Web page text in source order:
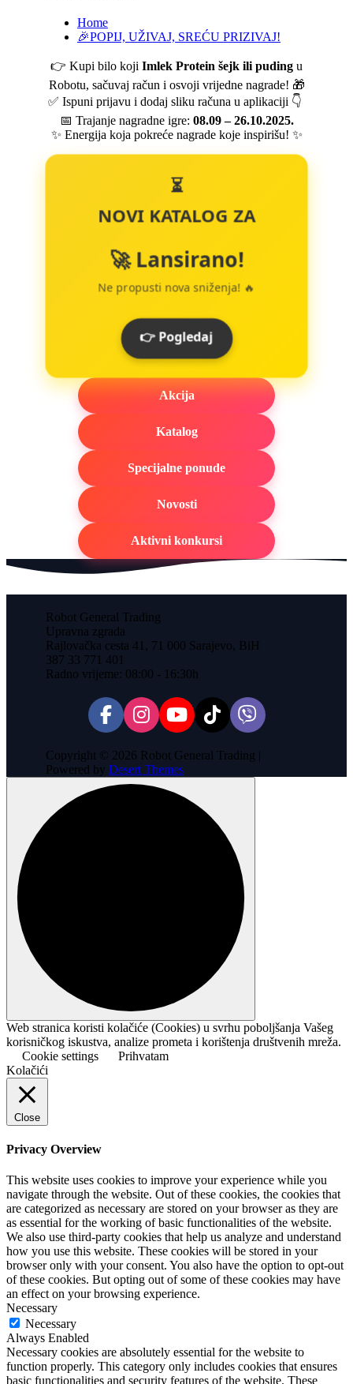
Home
🎉POPIJ, UŽIVAJ, SREĆU PRIZIVAJ!
👉 Kupi bilo koji Imlek Protein šejk ili puding u
Robotu, sačuvaj račun i osvoji vrijedne nagrade! 🎁
✅ Ispuni prijavu i dodaj sliku računa u aplikaciji 👇
📅 Trajanje nagradne igre: 08.09 – 26.10.2025.
✨ Energija koja pokreće nagrade koje inspirišu! ✨
⏳
NOVI KATALOG ZA
🚀 Lansirano!
Ne propusti nova sniženja! 🔥
👉 Pogledaj
Akcija
Katalog
Specijalne ponude
Novosti
Aktivni konkursi
Robot General Trading
Upravna zgrada
Rajlovačka cesta 41, 71 000 Sarajevo, BiH
387 33 771 401
Radno vrijeme: 08:00 - 16:30h
Copyright © 2026 Robot General Trading |
Powered by Desert Themes
Web stranica koristi kolačiće (Cookies) u svrhu poboljšanja Vašeg
korisničkog iskustva, analize prometa i korištenja društvenih mreža.
Cookie settings
Prihvatam
Kolačići
Close
Privacy Overview
This website uses cookies to improve your experience while you
navigate through the website. Out of these cookies, the cookies that
are categorized as necessary are stored on your browser as they are
as essential for the working of basic functionalities of the website.
We also use third-party cookies that help us analyze and understand
how you use this website. These cookies will be stored in your
browser only with your consent. You also have the option to opt-out
of these cookies. But opting out of some of these cookies may have
an effect on your browsing experience.
Necessary
Necessary
Always Enabled
Necessary cookies are absolutely essential for the website to
function properly. This category only includes cookies that ensures
basic functionalities and security features of the website. These